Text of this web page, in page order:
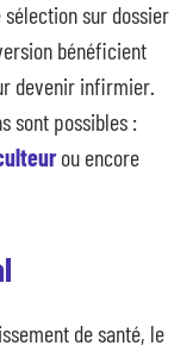
sélection sur dossier
bénéficient
devenir infirmier.
sont possibles :
ou encore
de santé, le